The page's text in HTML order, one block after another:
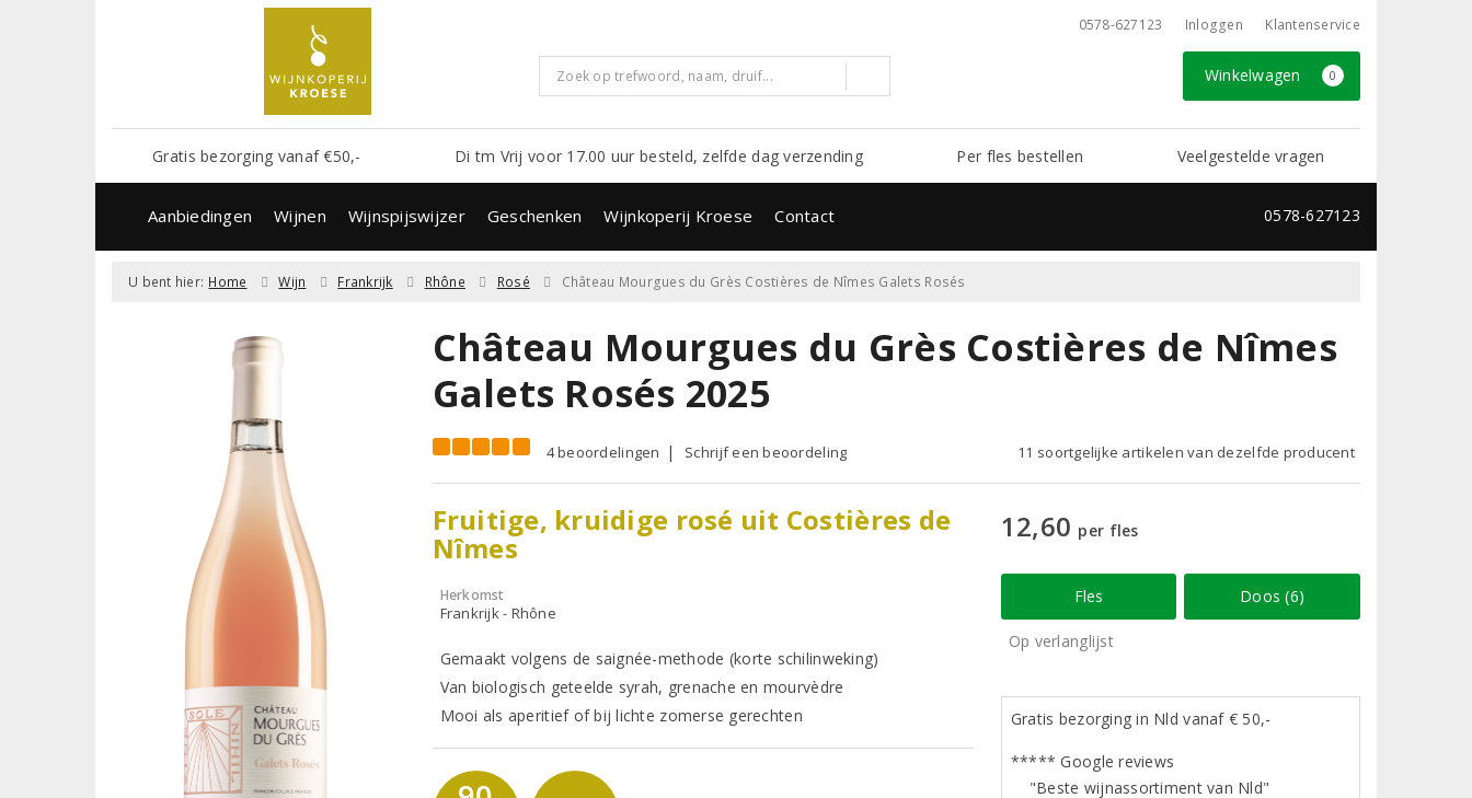
0578-627123 Inloggen Klantenservice
Winkelwagen 0
Gratis bezorging vanaf €50,- Di tm Vrij voor 17.00 uur besteld, zelfde dag verzending Per fles bestellen Veelgestelde vragen
Aanbiedingen Wijnen Wijnspijswijzer Geschenken Wijnkoperij Kroese Contact 0578-627123
U bent hier: Home Wijn Frankrijk Rhône Rosé Château Mourgues du Grès Costières de Nîmes Galets Rosés
Château Mourgues du Grès Costières de Nîmes
Galets Rosés 2025
4 beoordelingen Schrijf een beoordeling 11 soortgelijke artikelen van dezelfde producent
Fruitige, kruidige rosé uit Costières de
Nîmes
Herkomst
Frankrijk - Rhône
Gemaakt volgens de saignée-methode (korte schilinweking)
Van biologisch geteelde syrah, grenache en mourvèdre
Mooi als aperitief of bij lichte zomerse gerechten
12,60 per fles
Fles Doos (6)
Op verlanglijst
Gratis bezorging in Nld vanaf € 50,-
***** Google reviews
"Beste wijnassortiment van Nld"